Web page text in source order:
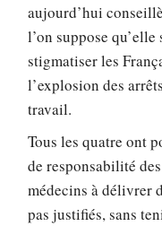
aujourd’hui
l’on suppose
stigmatiser les
l’explosion des
travail.
Tous les quatre ont
de responsabilité
médecins à délivrer
pas justifiés, sans